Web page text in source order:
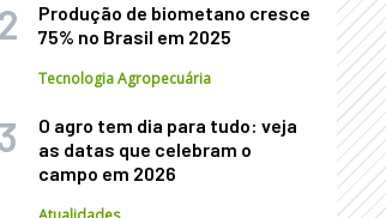
Produção de biometano cresce
75% no Brasil em 2025
Tecnologia Agropecuária
O agro tem dia para tudo: veja
as datas que celebram o
campo em 2026